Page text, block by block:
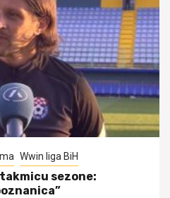
Wwin liga BiH
sezone: